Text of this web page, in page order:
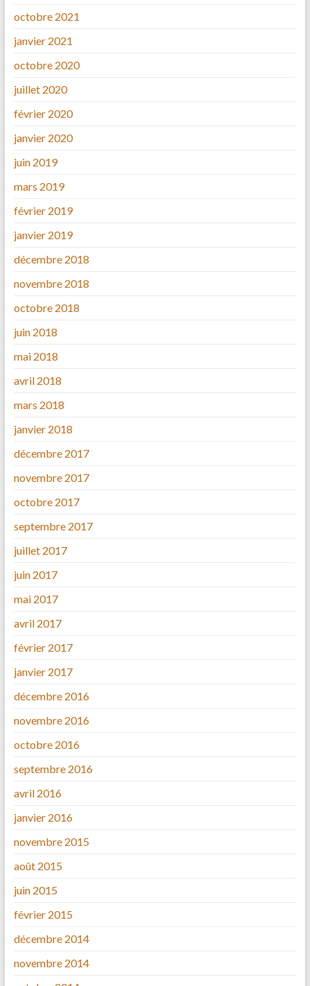
octobre 2021
janvier 2021
octobre 2020
juillet 2020
février 2020
janvier 2020
juin 2019
mars 2019
février 2019
janvier 2019
décembre 2018
novembre 2018
octobre 2018
juin 2018
mai 2018
avril 2018
mars 2018
janvier 2018
décembre 2017
novembre 2017
octobre 2017
septembre 2017
juillet 2017
juin 2017
mai 2017
avril 2017
février 2017
janvier 2017
décembre 2016
novembre 2016
octobre 2016
septembre 2016
avril 2016
janvier 2016
novembre 2015
août 2015
juin 2015
février 2015
décembre 2014
novembre 2014